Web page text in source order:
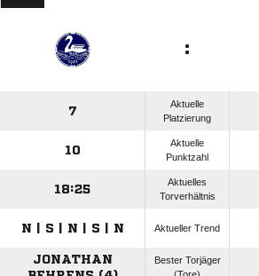
:
7
Aktuelle
Platzierung
10
Aktuelle
Punktzahl
18:25
Aktuelles
Torverhältnis
N | S | N | S | N Aktueller Trend
JONATHAN
Bester Torjäger